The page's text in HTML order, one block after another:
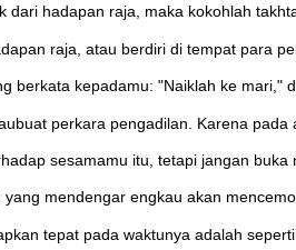
dari hadapan raja, maka kokohlah
raja, atau berdiri di tempat para
berkata kepadamu: "Naiklah ke mari,"
perkara pengadilan. Karena
sesamamu itu, tetapi jangan buka
mendengar engkau akan
tepat pada waktunya adalah